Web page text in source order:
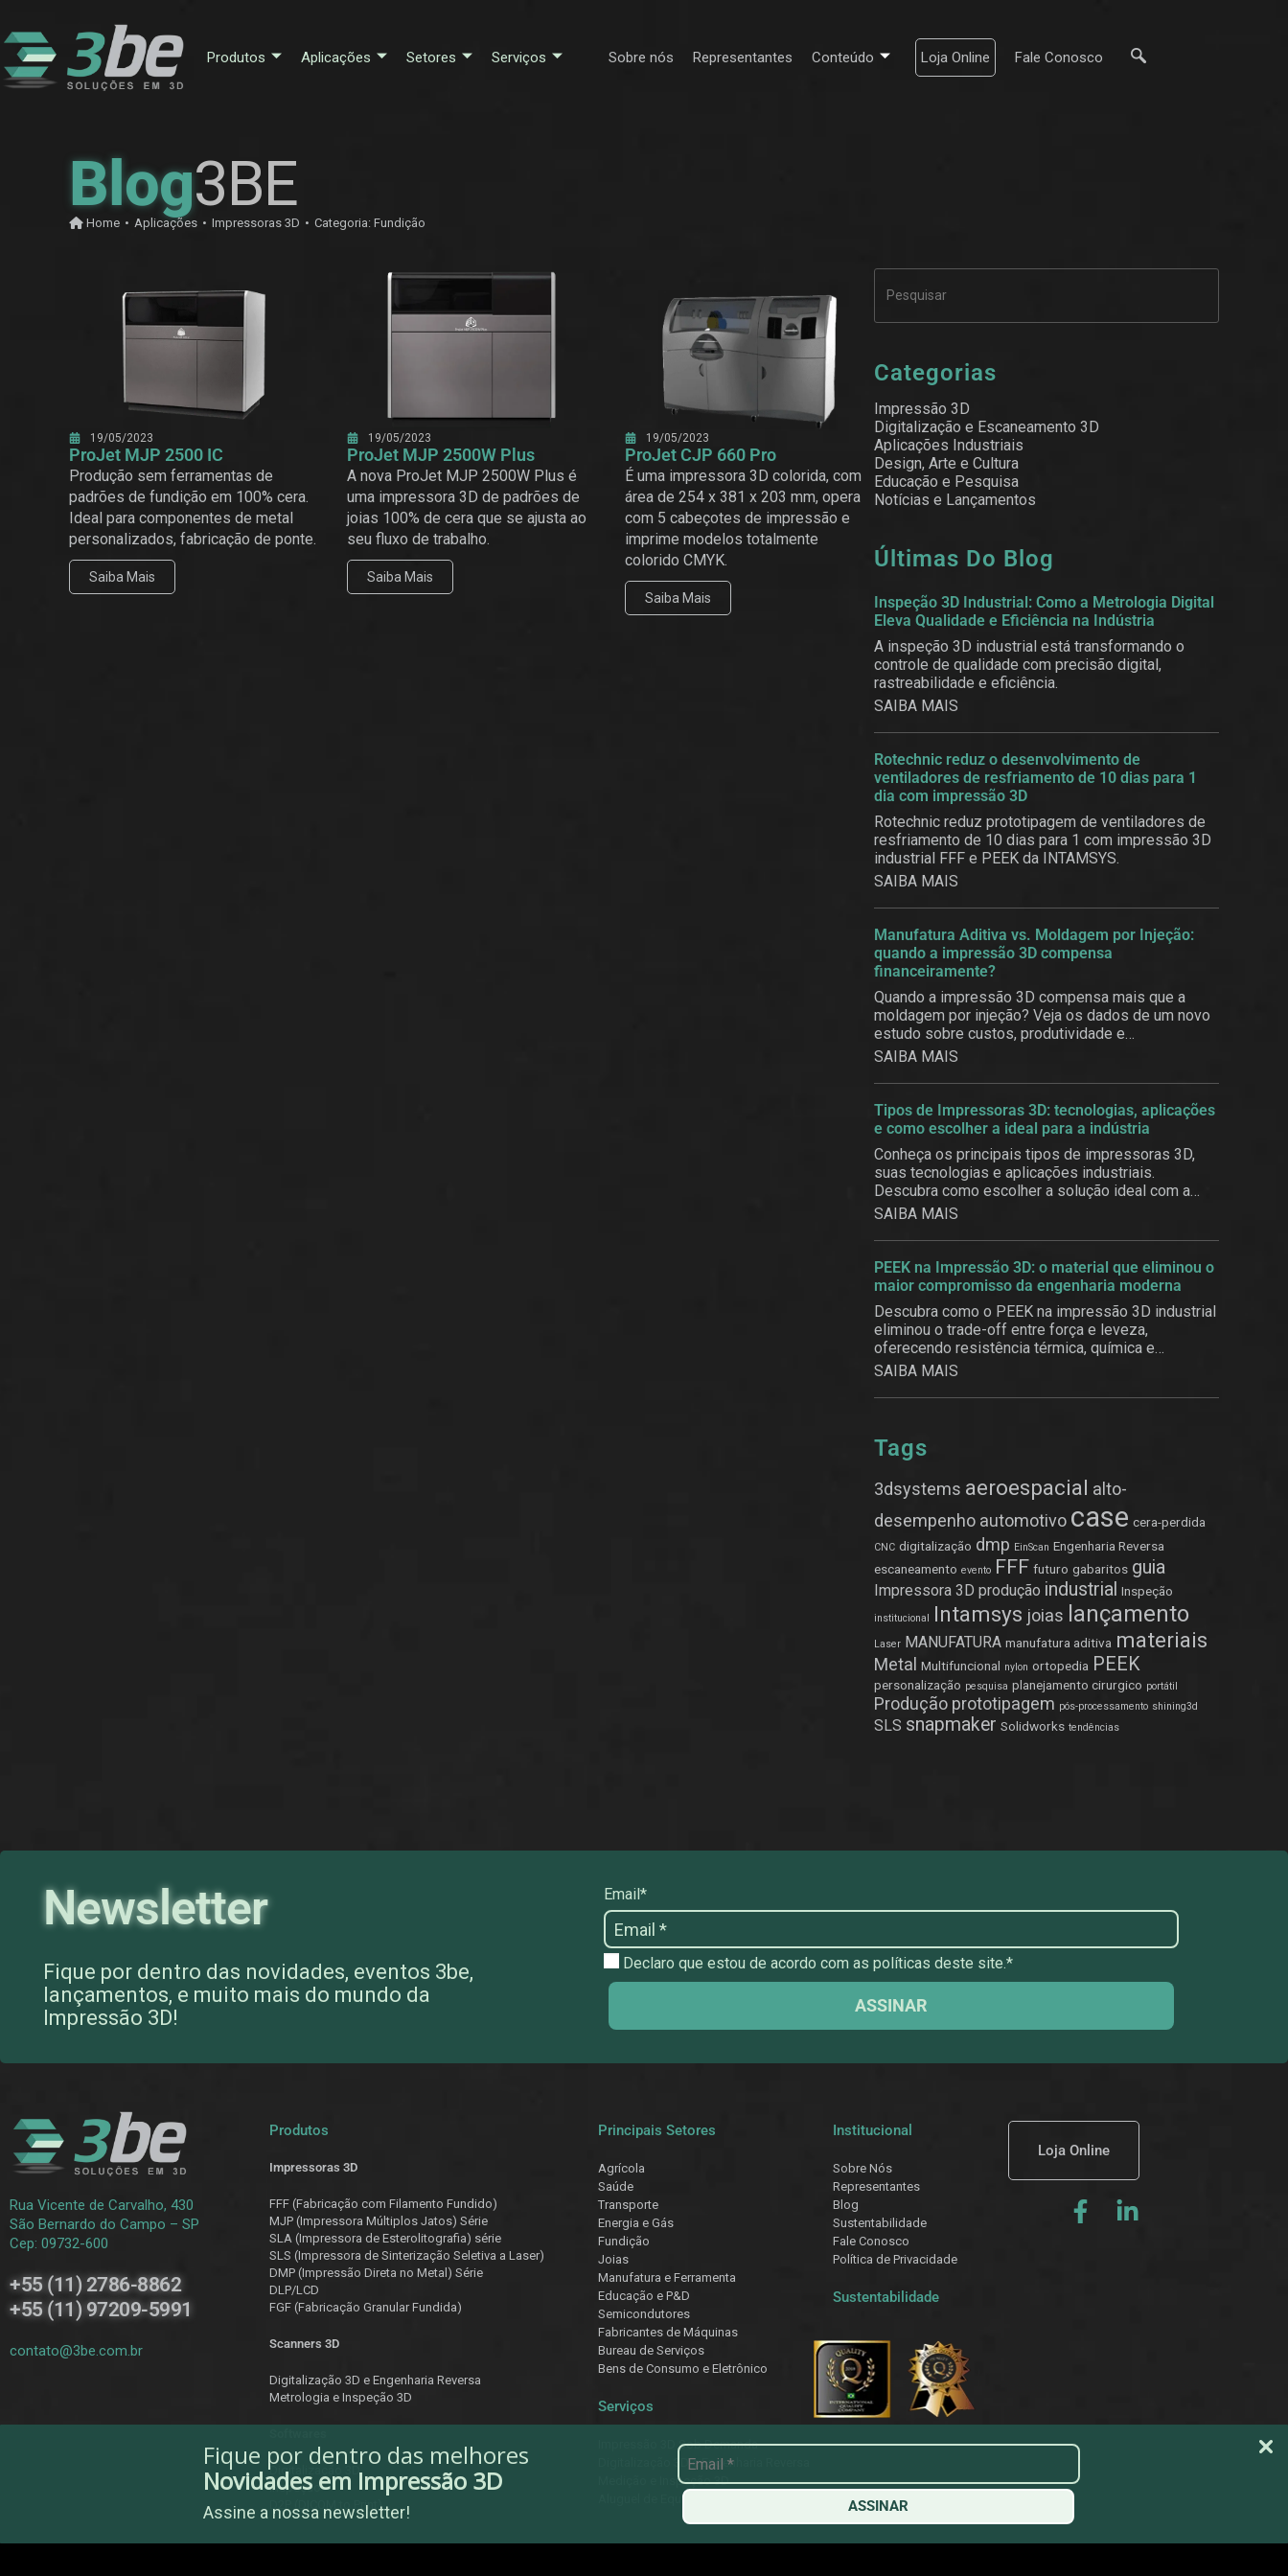
Fique por dentro das melhores
Novidades em Impressão 3D
Assine a nossa newsletter! ASSINAR
Produtos Aplicações Setores Serviços Sobre nós Representantes Conteúdo Loja Online Fale Conosco
Blog3BE
Home • Aplicações • Impressoras 3D • Categoria: Fundição
19/05/2023
ProJet MJP 2500 IC
Produção sem ferramentas de
padrões de fundição em 100% cera.
Ideal para componentes de metal
personalizados, fabricação de ponte.
Saiba Mais
19/05/2023
ProJet MJP 2500W Plus
A nova ProJet MJP 2500W Plus é
uma impressora 3D de padrões de
joias 100% de cera que se ajusta ao
seu fluxo de trabalho.
Saiba Mais
19/05/2023
ProJet CJP 660 Pro
É uma impressora 3D colorida, com
área de 254 x 381 x 203 mm, opera
com 5 cabeçotes de impressão e
imprime modelos totalmente
colorido CMYK.
Saiba Mais
Categorias
Impressão 3D
Digitalização e Escaneamento 3D
Aplicações Industriais
Design, Arte e Cultura
Educação e Pesquisa
Notícias e Lançamentos
Últimas Do Blog
Inspeção 3D Industrial: Como a Metrologia Digital
Eleva Qualidade e Eficiência na Indústria
A inspeção 3D industrial está transformando o
controle de qualidade com precisão digital,
rastreabilidade e eficiência.
SAIBA MAIS
Rotechnic reduz o desenvolvimento de
ventiladores de resfriamento de 10 dias para 1
dia com impressão 3D
Rotechnic reduz prototipagem de ventiladores de
resfriamento de 10 dias para 1 com impressão 3D
industrial FFF e PEEK da INTAMSYS.
SAIBA MAIS
Manufatura Aditiva vs. Moldagem por Injeção:
quando a impressão 3D compensa
financeiramente?
Quando a impressão 3D compensa mais que a
moldagem por injeção? Veja os dados de um novo
estudo sobre custos, produtividade e
customização em massa.
SAIBA MAIS
Tipos de Impressoras 3D: tecnologias, aplicações
e como escolher a ideal para a indústria
Conheça os principais tipos de impressoras 3D,
suas tecnologias e aplicações industriais.
Descubra como escolher a solução ideal com a
3BE.
SAIBA MAIS
PEEK na Impressão 3D: o material que eliminou o
maior compromisso da engenharia moderna
Descubra como o PEEK na impressão 3D industrial
eliminou o trade-off entre força e leveza,
oferecendo resistência térmica, química e
estrutural.
SAIBA MAIS
Tags
3dsystems aeroespacial alto-
desempenho automotivo case cera-perdida
CNC digitalização dmp EinScan Engenharia Reversa
escaneamento evento FFF futuro gabaritos guia
Impressora 3D produção industrial Inspeção
institucional Intamsys joias lançamento
Laser MANUFATURA manufatura aditiva materiais
Metal Multifuncional nylon ortopedia PEEK
personalização pesquisa planejamento cirurgico portátil
Produção prototipagem pós-processamento shining3d
SLS snapmaker Solidworks tendências
Newsletter
Fique por dentro das novidades, eventos 3be,
lançamentos, e muito mais do mundo da
Impressão 3D!
Email*
Declaro que estou de acordo com as políticas deste site.*
ASSINAR
Rua Vicente de Carvalho, 430
São Bernardo do Campo – SP
Cep: 09732-600
+55 (11) 2786-8862
+55 (11) 97209-5991
contato@3be.com.br
Produtos
Impressoras 3D
FFF (Fabricação com Filamento Fundido)
MJP (Impressora Múltiplos Jatos) Série
SLA (Impressora de Esterolitografia) série
SLS (Impressora de Sinterização Seletiva a Laser)
DMP (Impressão Direta no Metal) Série
DLP/LCD
FGF (Fabricação Granular Fundida)
Scanners 3D
Digitalização 3D e Engenharia Reversa
Metrologia e Inspeção 3D
Digitalização 3D
Inspeção
D2P (DICOM to Print)
Principais Setores
Agrícola
Saúde
Transporte
Energia e Gás
Fundição
Joias
Manufatura e Ferramenta
Educação e P&D
Semicondutores
Fabricantes de Máquinas
Bureau de Serviços
Bens de Consumo e Eletrônico
Serviços
Impressão 3D Sob Demanda
Digitalização 3D e Engenharia Reversa
Medição e Inspeção 3D
Aluguel de Equipamentos
Institucional
Sobre Nós
Representantes
Blog
Sustentabilidade
Fale Conosco
Política de Privacidade
Sustentabilidade
Loja Online